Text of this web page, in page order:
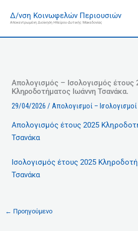
στοΔ/νση Κοινωφελών Περιουσιών
Αποκεντρωμένη Διοίκηση Ηπείρου-Δυτικής Μακεδονίας
Απολογισμός – Ισολογισμός έτους
Κληροδοτήματος Ιωάννη Τσανάκα.
29/04/2026/Απολογισμοί –
Απολογισμός έτους 2025
Τσανάκα
Ισολογισμός έτους 2025
Τσανάκα
← Προηγούμενο
σ
κ
ό